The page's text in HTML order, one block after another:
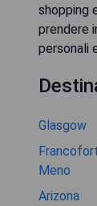
shopping
prendere
personali
Glasgow
Meno
Arizona